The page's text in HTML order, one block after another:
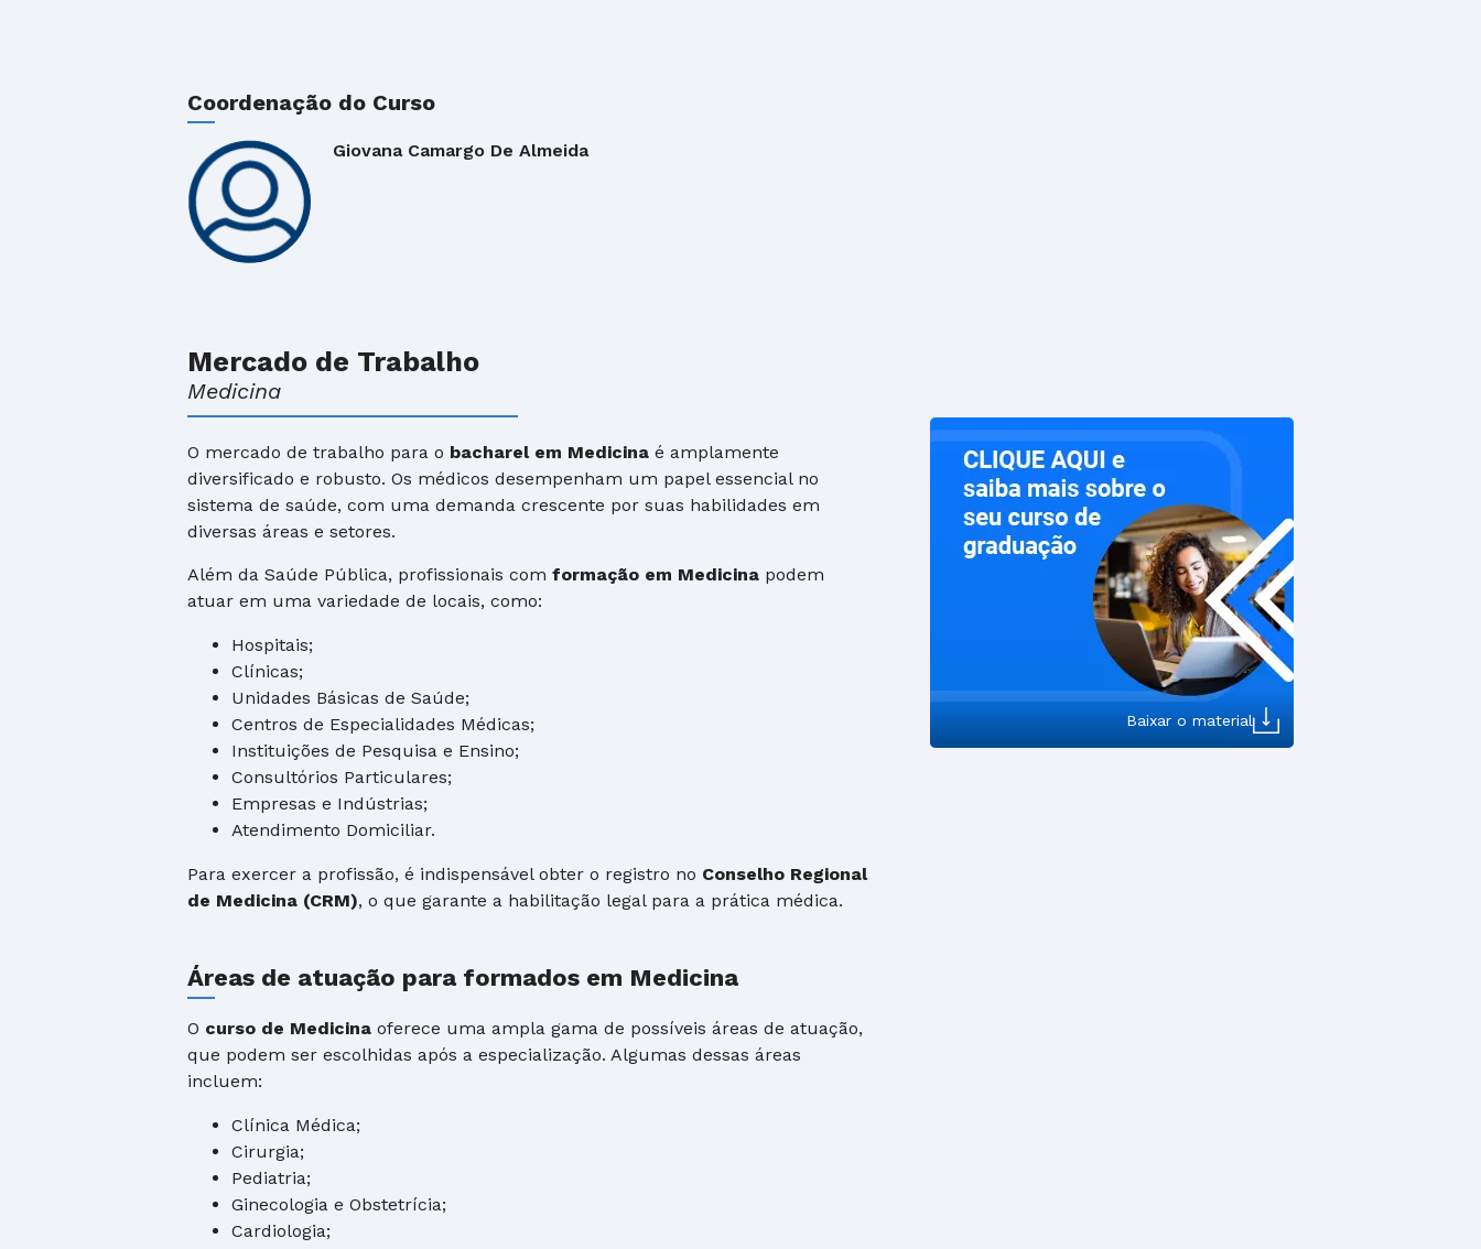
Coordenação do Curso
Giovana Camargo De Almeida
Mercado de Trabalho
Medicina
O mercado de trabalho para o bacharel em Medicina é amplamente
diversificado e robusto. Os médicos desempenham um papel essencial no
sistema de saúde, com uma demanda crescente por suas habilidades em
diversas áreas e setores.
Além da Saúde Pública, profissionais com formação em Medicina podem
atuar em uma variedade de locais, como:
Hospitais;
Clínicas;
Unidades Básicas de Saúde;
Centros de Especialidades Médicas;
Instituições de Pesquisa e Ensino;
Consultórios Particulares;
Empresas e Indústrias;
Atendimento Domiciliar.
Para exercer a profissão, é indispensável obter o registro no Conselho Regional
de Medicina (CRM), o que garante a habilitação legal para a prática médica.
Áreas de atuação para formados em Medicina
O curso de Medicina oferece uma ampla gama de possíveis áreas de atuação,
que podem ser escolhidas após a especialização. Algumas dessas áreas
incluem:
Clínica Médica;
Cirurgia;
Pediatria;
Ginecologia e Obstetrícia;
Cardiologia;
Baixar o material